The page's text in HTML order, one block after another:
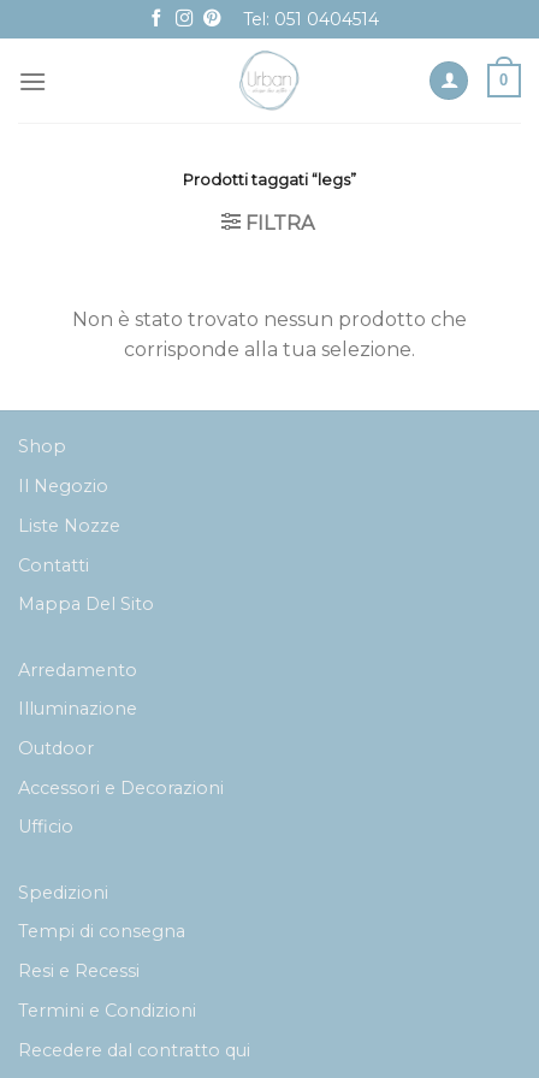
to
content
Tel: 051 0404514
0
Prodotti taggati “legs”
FILTRA
Non è stato trovato nessun prodotto che
corrisponde alla tua selezione.
Shop
Il Negozio
Liste Nozze
Contatti
Mappa Del Sito
Arredamento
Illuminazione
Outdoor
Accessori e Decorazioni
Ufficio
Spedizioni
Tempi di consegna
Resi e Recessi
Termini e Condizioni
Recedere dal contratto qui